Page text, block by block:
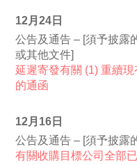
12月24日
公告及通告 – [須予披露
或其他文件]
延遲寄發有關 (1) 重續
的通函
12月16日
公告及通告 – [須予披露
有關收購目標公司全部